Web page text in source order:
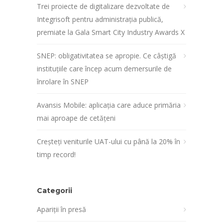
Trei proiecte de digitalizare dezvoltate de
Integrisoft pentru administrația publică,
premiate la Gala Smart City Industry Awards X
SNEP: obligativitatea se apropie. Ce câștigă
instituțiile care încep acum demersurile de
înrolare în SNEP
Avansis Mobile: aplicația care aduce primăria
mai aproape de cetățeni
Creșteți veniturile UAT-ului cu până la 20% în
timp record!
Categorii
Apariții în presă